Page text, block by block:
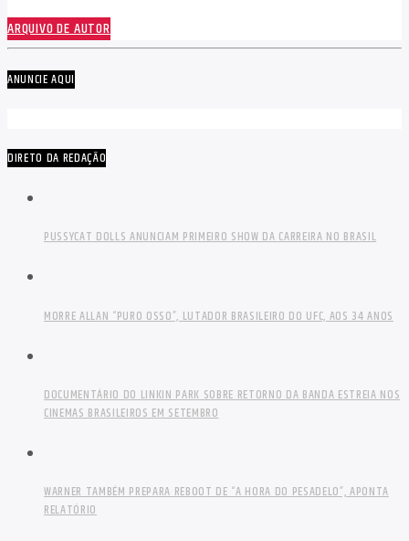
ARQUIVO DE AUTOR
ANUNCIE AQUI
DIRETO DA REDAÇÃO
PUSSYCAT DOLLS ANUNCIAM PRIMEIRO SHOW DA CARREIRA NO BRASIL
MORRE ALLAN “PURO OSSO”, LUTADOR BRASILEIRO DO UFC, AOS 34 ANOS
DOCUMENTÁRIO DO LINKIN PARK SOBRE RETORNO DA BANDA ESTREIA NOS
CINEMAS BRASILEIROS EM SETEMBRO
WARNER TAMBÉM PREPARA REBOOT DE “A HORA DO PESADELO”, APONTA
RELATÓRIO